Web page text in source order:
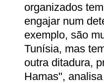
organizados
engajar num
exemplo, são
Tunísia, mas
outra ditadura,
Hamas",